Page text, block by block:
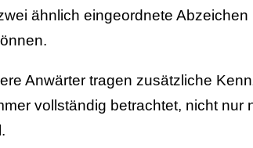
ähnlich eingeordnete
Anwärter tragen zusätzliche
vollständig betrachtet, nicht nur